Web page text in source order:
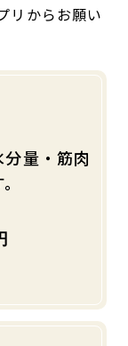
ビス
リからお願い
量・筋肉